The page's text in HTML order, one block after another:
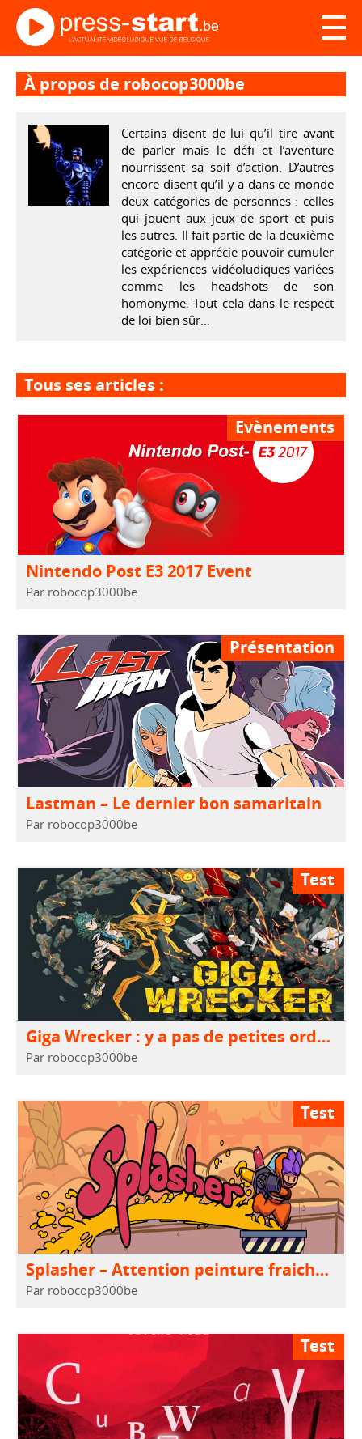
À propos de robocop3000be
Certains disent de lui qu’il tire avant
de parler mais le défi et l’aventure
nourrissent sa soif d’action. D’autres
encore disent qu’il y a dans ce monde
deux catégories de personnes : celles
qui jouent aux jeux de sport et puis
les autres. Il fait partie de la deuxième
catégorie et apprécie pouvoir cumuler
les expériences vidéoludiques variées
comme les headshots de son
homonyme. Tout cela dans le respect
de loi bien sûr…
Tous ses articles :
Evènements
Nintendo Post E3 2017 Event
Par robocop3000be
Présentation
Lastman – Le dernier bon samaritain
Par robocop3000be
Test
Giga Wrecker : y a pas de petites ordures…
Par robocop3000be
Test
Splasher – Attention peinture fraiche !!!
Par robocop3000be
Test